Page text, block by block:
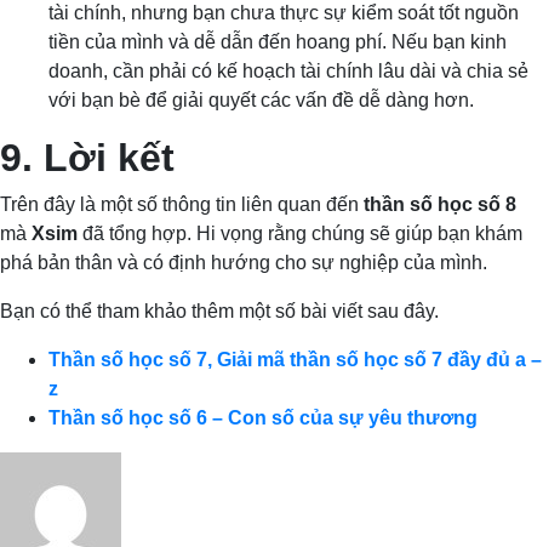
tài chính, nhưng bạn chưa thực sự kiểm soát tốt nguồn
tiền của mình và dễ dẫn đến hoang phí. Nếu bạn kinh
doanh, cần phải có kế hoạch tài chính lâu dài và chia sẻ
với bạn bè để giải quyết các vấn đề dễ dàng hơn.
9. Lời kết
Trên đây là một số thông tin liên quan đến thần số học số 8
mà Xsim đã tổng hợp. Hi vọng rằng chúng sẽ giúp bạn khám
phá bản thân và có định hướng cho sự nghiệp của mình.
Bạn có thể tham khảo thêm một số bài viết sau đây.
Thần số học số 7, Giải mã thần số học số 7 đầy đủ a –
z
Thần số học số 6 – Con số của sự yêu thương